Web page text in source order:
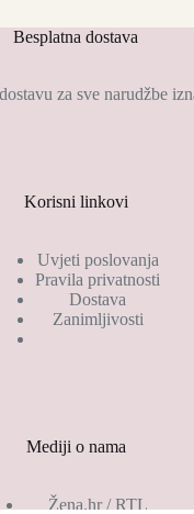
Opcije
se
odabrati
Besplatna dostava
za sve narudžbe
Korisni linkovi
Uvjeti poslovanja
Pravila privatnosti
Dostava
Zanimljivosti
Mediji o nama
Žena.hr / RTL